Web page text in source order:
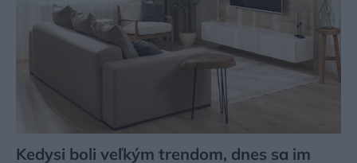
Kedysi boli veľkým trendom, dnes sa im